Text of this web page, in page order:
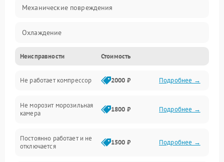
Механические повреждения
Охлаждение
Механика
Электропитание
Дренаж
Неисправности Стоимость
Не работает компрессор 2000 ₽ Подробнее →
Не морозит морозильная
камера
1800 ₽ Подробнее →
Постоянно работает и не
отключается
1500 ₽ Подробнее →